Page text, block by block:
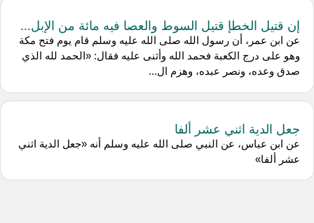
إن قتيل الخطإ قتيل السوط والعصا فيه مائة من الإبل...
عن ابن عمر، أن رسول الله صلى الله عليه وسلم قام يوم فتح مكة
وهو على درج الكعبة فحمد الله وأثنى عليه فقال: «الحمد لله الذي
صدق وعده، ونصر عبده، وهزم ال...
جعل الدية اثني عشر ألفا
عن ابن عباس، عن النبي صلى الله عليه وسلم أنه «جعل الدية اثني
عشر ألفا»